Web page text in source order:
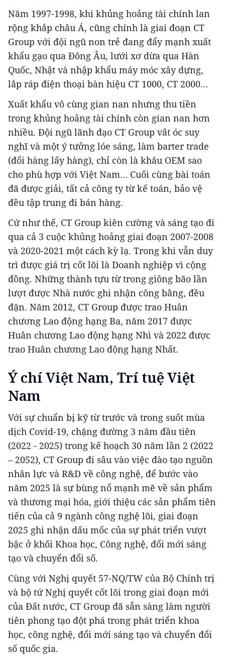
Năm 1997-1998, khi khủng hoảng tài chính lan
rộng khắp châu Á, cũng chính là giai đoạn CT
Group với đội ngũ non trẻ đang đẩy mạnh xuất
khẩu gạo qua Đông Âu, lưới xơ dừa qua Hàn
Quốc, Nhật và nhập khẩu máy móc xây dựng,
lắp ráp điện thoại bàn hiệu CT 1000, CT 2000…
Xuất khẩu vô cùng gian nan nhưng thu tiền
trong khủng hoảng tài chính còn gian nan hơn
nhiều. Đội ngũ lãnh đạo CT Group vắt óc suy
nghĩ và một ý tưởng lóe sáng, làm barter trade
(đổi hàng lấy hàng), chỉ còn là khâu OEM sao
cho phù hợp với Việt Nam… Cuối cùng bài toán
đã được giải, tất cả công ty từ kế toán, bảo vệ
đều tập trung đi bán hàng.
Cứ như thế, CT Group kiên cường và sáng tạo đi
qua cả 3 cuộc khủng hoảng giai đoạn 2007-2008
và 2020-2021 một cách kỳ lạ. Trong khi vẫn duy
trì được giá trị cốt lõi là Doanh nghiệp vì cộng
đồng. Những thành tựu từ trong giông bão lần
lượt được Nhà nước ghi nhận công bằng, đều
đặn. Năm 2012, CT Group được trao Huân
chương Lao động hạng Ba, năm 2017 được
Huân chương Lao động hạng Nhì và 2022 được
trao Huân chương Lao động hạng Nhất.
Ý chí Việt Nam, Trí tuệ Việt
Nam
Với sự chuẩn bị kỹ từ trước và trong suốt mùa
dịch Covid-19, chặng đường 3 năm đầu tiên
(2022 - 2025) trong kế hoạch 30 năm lần 2 (2022
– 2052), CT Group đi sâu vào việc đào tạo nguồn
nhân lực và R&D về công nghệ, để bước vào
năm 2025 là sự bùng nổ mạnh mẽ về sản phẩm
và thương mại hóa, giới thiệu các sản phẩm tiên
tiến của cả 9 ngành công nghệ lõi, giai đoạn
2025 ghi nhận dấu mốc của sự phát triển vượt
bậc ở khối Khoa học, Công nghệ, đổi mới sáng
tạo và chuyển đổi số.
Cùng với Nghị quyết 57-NQ/TW của Bộ Chính trị
và bộ tứ Nghị quyết cốt lõi trong giai đoạn mới
của Đất nước, CT Group đã sẵn sàng làm người
tiên phong tạo đột phá trong phát triển khoa
học, công nghệ, đổi mới sáng tạo và chuyển đổi
số quốc gia.